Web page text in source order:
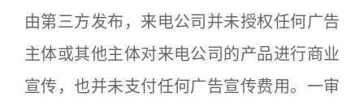
由第三方发布，来电公司并未授权任何广告
主体或其他主体对来电公司的产品进行商业
宣传，也并未支付任何广告宣传费用。一审